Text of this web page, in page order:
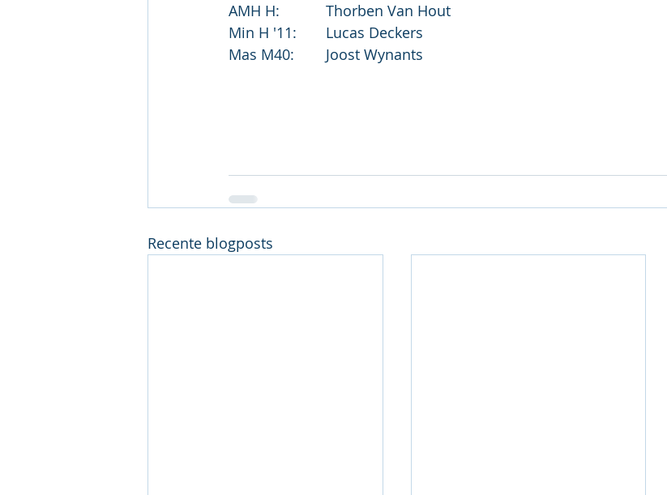
AMH H:		Thorben Van Hout
Min H '11:	Lucas Deckers
Mas M40:	Joost Wynants
Recente blogposts